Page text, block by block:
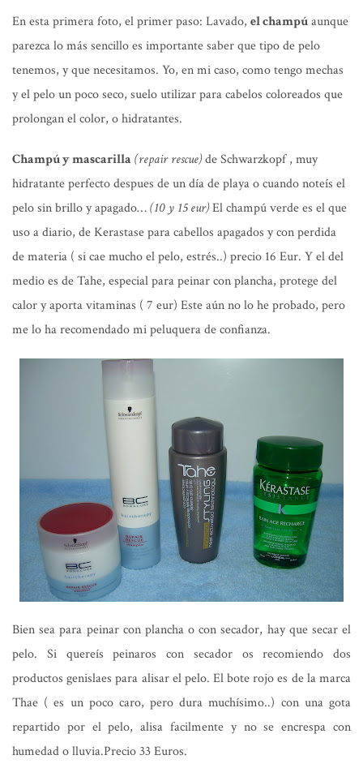
En esta primera foto, el primer paso: Lavado, el champúaunque
parezca lo más sencillo es importante saber que tipo de pelo
tenemos, y que necesitamos. Yo, en mi caso, como tengo mechas
y el pelo un poco seco, suelo utilizar para cabelos coloreados que
prolongan el color, o hidratantes.
Champú y mascarilla (repair rescue)de Schwarzkopf , muy
hidratante perfecto despues de un día de playa o cuando noteís el
pelo sin brillo y apagado…(10 y 15 eur)El champú verde es el que
uso a diario, de Kerastase para cabellos apagados y con perdida
de materia ( si cae mucho el pelo, estrés..) precio 16 Eur. Y el del
medio es de Tahe, especial para peinar con plancha, protege del
calor y aporta vitaminas ( 7 eur) Este aún no lo he probado, pero
me lo ha recomendado mi peluquera de confianza.
Bien seapara peinarcon plancha o con secador, hay que secar el
pelo. Si quereís peinaros con secador os recomiendo dos
productos genislaes para alisar el pelo. El bote rojo es de la marca
Thae ( es un poco caro, pero dura muchísimo..) con una gota
repartido por el pelo, alisa facilmente y no se encrespa con
humedad o lluvia.Precio 33 Euros.